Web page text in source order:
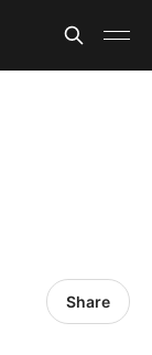
Share